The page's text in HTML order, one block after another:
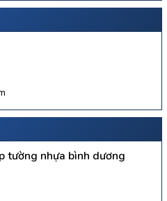
tường nhựa bình dương